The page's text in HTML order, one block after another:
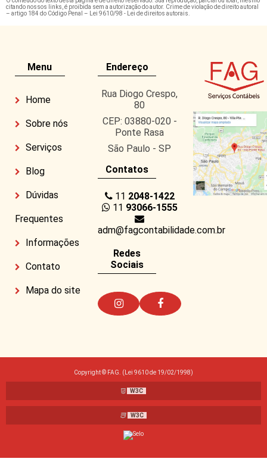
citando nossos links, é proibida sem a autorização do autor. Crime de violação de direito autoral
– artigo 184 do Código Penal –
Lei 9610/98 - Lei de direitos autorais
Menu
Home
Sobre nós
Serviços
Blog
Dúvidas
Frequentes
Informações
Contato
Mapa do site
Endereço
Rua Diogo Crespo,
80
CEP: 03880-020 -
Ponte Rasa
São Paulo - SP
Contatos
11 2048-1422
11 93066-1555
adm@fagcontabilidade.com.br
Redes
Sociais
Copyright © FAG. (Lei 9610 de 19/02/1998)
W3C
W3C